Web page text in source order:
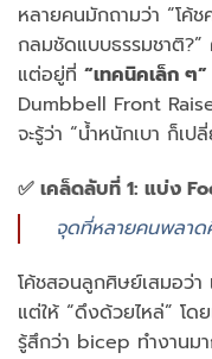
หลายคนมักถามว่า “โค้ช
กลมชัดแบบธรรมชาติ
แต่อยู่ที่ “เทคนิคเล็ก ๆ”
Dumbbell Front
จะรู้ว่า “น้ำหนักเบา ก็เป
✅ เคล็ดลับที่ 1: แบ่ง
จุดที่หลายคนพลาด
โค้ชสอนลูกศิษย์เสมอว่า
แต่ให้ “ดึงด้วยไหล่” โด
รู้สึกว่า bicep ทำงานม